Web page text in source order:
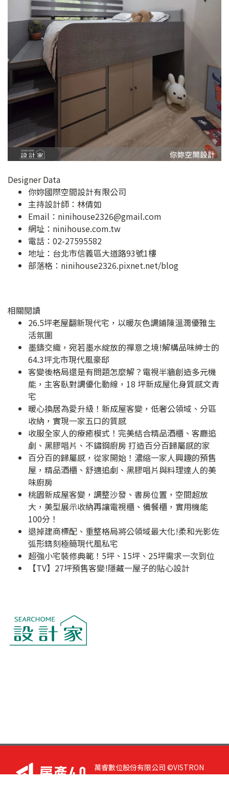
Designer Data
你妳國際空間設計有限公司
主持設計師：林倩如
Email： ninihouse2326@gmail.com
網址： ninihouse.com.tw
電話：02-27595582
地址： 台北市信義區大道路93號1樓
部落格： ninihouse2326.pixnet.net/blog
相關閱讀
26.5坪老屋翻新現代宅，以暖灰色調鋪陳溫潤優雅生
活氛圍
墨鑄交織，宛若墨水綻放的禪意之境!解構品味紳士的
64.3坪北市現代風豪邸
客變後格局還是有問題怎麼解？電視半牆創造多元機
能，主客臥對調優化動線，18 坪新成屋化身質感文青
宅
暖心換居為愛升級！新成屋客變，低奢公領域、分區
收納，實現一家五口的質感
收服全家人的療癒模式！完美結合精品酒櫃、客廳追
劇、黑膠唱片、不鏽鋼廚房 打造百分百歸屬感的家
百分百的歸屬感，從家開始！濃縮一家人興趣的預售
屋，精品酒櫃、舒適追劇、黑膠唱片與料理達人的美
味廚房
桃園新成屋客變，調整沙發、書房位置，空間超放
大，美型展示收納再讓電視櫃、備餐櫃，實用機能
100分！
退掉建商標配、重整格局將公領域最大化!柔和光影佐
弧形鐫刻極簡現代風私宅
超強小宅裝修典範！5坪、15坪、25坪需求一次到位
【TV】27坪預售客變!隱藏一屋子的貼心設計
萬睿數位股份有限公司 ©VISTRON
DIGITAL All Right Reserved. 若您有任